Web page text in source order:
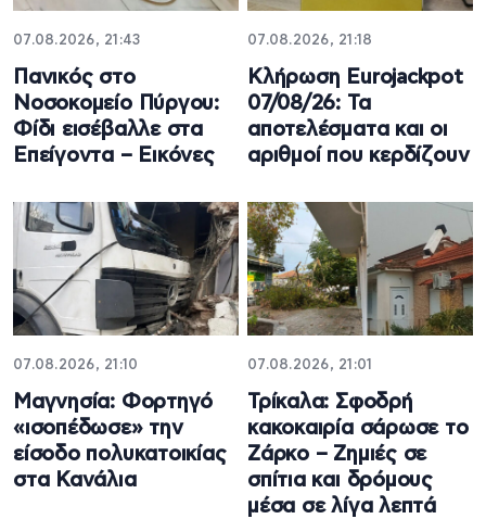
07.08.2026, 21:43
Πανικός στο
Νοσοκομείο Πύργου:
Φίδι εισέβαλλε στα
Επείγοντα – Εικόνες
07.08.2026, 21:18
Κλήρωση Eurojackpot
07/08/26: Τα
αποτελέσματα και οι
αριθμοί που κερδίζουν
07.08.2026, 21:10
Μαγνησία: Φορτηγό
«ισοπέδωσε» την
είσοδο πολυκατοικίας
στα Κανάλια
07.08.2026, 21:01
Τρίκαλα: Σφοδρή
κακοκαιρία σάρωσε το
Ζάρκο – Ζημιές σε
σπίτια και δρόμους
μέσα σε λίγα λεπτά